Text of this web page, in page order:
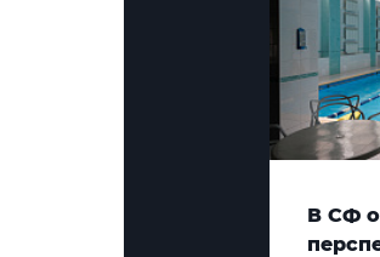
В СФ